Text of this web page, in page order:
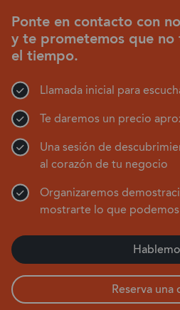
Ponte en contacto con
y te prometemos que
el tiempo.
Llamada inicial para
Te daremos un precio
Una sesión de
al corazón de tu negocio
Organizaremos
mostrarte lo que
Reserva una